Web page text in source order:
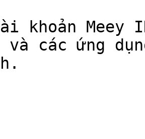
khoản Meey
và các ứng